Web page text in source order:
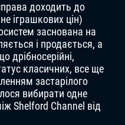
доходить до
іграшкових цін)
заснована на
і продається, а
дрібносерійні,
класичних, все ще
застарілого
вибирати одне
Shelford Channel від